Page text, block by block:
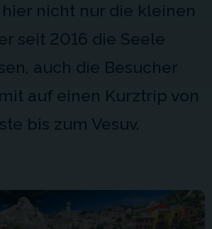
nicht nur die kleinen
seit 2016 die Seele
auch die Besucher
auf einen Kurztrip von
bis zum Vesuv.